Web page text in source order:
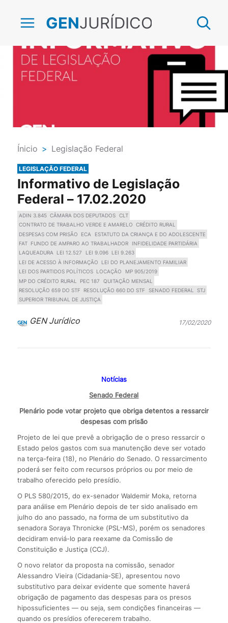
GENJURÍDICO
Ínicio > Legislação Federal
LEGISLAÇÃO FEDERAL
Informativo de Legislação
Federal – 17.02.2020
ADIN 3.845 CÂMARA DOS DEPUTADOS CLT
CONTRATO DE TRABALHO VERDE E AMARELO CRÉDITO RURAL
DESPESAS COM PRISÃO
ECA
ESTATUTO DA CRIANÇA E DO ADOLESCENTE
FAT
FUNDO DE AMPARO AO TRABALHADOR
INFIDELIDADE PARTIDÁRIA
LAQUEADURA
LEI 12.527 LEI 9.096
LEI 9.263
LEI DE ACESSO À INFORMAÇÃO
LEI DO PLANEJAMENTO FAMILIAR
LEI DOS PARTIDOS POLÍTICOS
LOCAÇÃO
MP 905/2019
MP DO CRÉDITO RURAL
PEC 187
QUITAÇÃO MENSAL
RESOLUÇÃO 659 DO STF
RESOLUÇÃO 660 DO STF SENADO FEDERAL
STJ
SUPERIOR TRIBUNAL DE JUSTIÇA
GEN Jurídico 17/02/2020
Notícias
Senado Federal
Plenário pode votar projeto que obriga detentos a ressarcir
despesas com prisão
Projeto de lei que prevê a obrigação de o preso ressarcir o
Estado pelos gastos com sua manutenção deve ser votado
na terça-feira (18), no Plenário do Senado. O ressarcimento
poderá ser feito com recursos próprios ou por meio de
trabalho oferecido pelo presídio.
O PLS 580/2015, do ex-senador Waldemir Moka, retorna
para análise em Plenário depois de ter sido analisado em
julho do ano passado, na forma de um substitutivo da
senadora Soraya Thronicke (PSL-MS), porém os senadores
decidiram enviá-lo para reexame da Comissão de
Constituição e Justiça (CCJ).
O novo relator da proposta na comissão, senador
Alessandro Vieira (Cidadania-SE), apresentou novo
substitutivo para deixar evidente que somente haverá
obrigação de pagamento das despesas para os presos
hipossuficientes — ou seja, sem condições financeiras —
quando os presídios oferecerem trabalho.